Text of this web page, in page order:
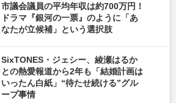
市議会議員の平均年収は約700万円！
ドラマ『銀河の一票』のように「あ
なたが立候補」という選択肢
SixTONES・ジェシー、綾瀬はるか
との熱愛報道から2年も「結婚計画は
いったん白紙」“待たせ続ける”グル
ープ事情